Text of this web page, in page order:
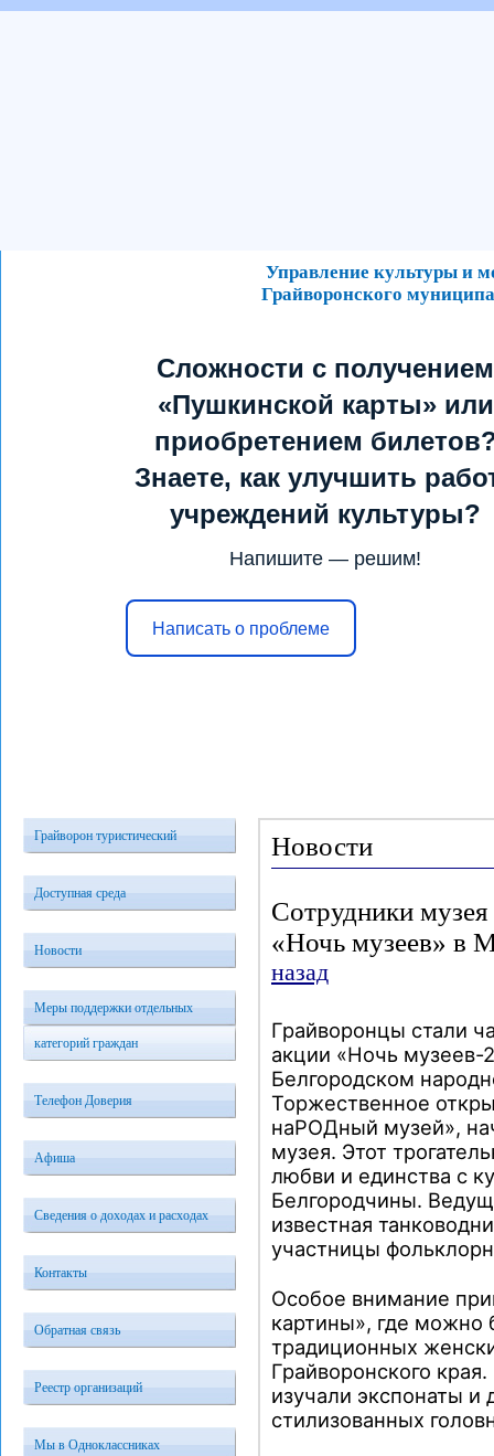
Управление культуры и
Грайворонского
Сложности с получением
«Пушкинской карты» или
приобретением
Знаете, как улучшить
учреждений культуры?
Напишите — решим!
Написать о проблеме
Грайворон туристический
Доступная среда
Новости
Меры поддержки отдельных
категорий граждан
Телефон Доверия
Афиша
Сведения о доходах и расходах
Контакты
Обратная связь
Реестр организаций
Мы в Одноклассниках
Новости
Сотрудники
«Ночь музеев» в
назад
Грайворонцы стали
акции «Ночь музеев-
Белгородском
Торжественное
наРОДный музей»,
музея. Этот
любви и единства с
Белгородчины.
известная
участницы
Особое внимание
картины», где можно
традиционных
Грайворонского
изучали экспонаты и
стилизованных